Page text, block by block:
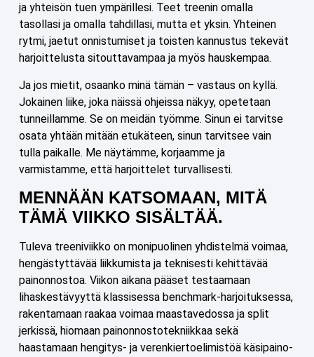
ja yhteisön tuen ympärillesi. Teet treenin omalla
tasollasi ja omalla tahdillasi, mutta et yksin. Yhteinen
rytmi, jaetut onnistumiset ja toisten kannustus tekevät
harjoittelusta sitouttavampaa ja myös hauskempaa.
Ja jos mietit, osaanko minä tämän – vastaus on kyllä.
Jokainen liike, joka näissä ohjeissa näkyy, opetetaan
tunneillamme. Se on meidän työmme. Sinun ei tarvitse
osata yhtään mitään etukäteen, sinun tarvitsee vain
tulla paikalle. Me näytämme, korjaamme ja
varmistamme, että harjoittelet turvallisesti.
MENNÄÄN KATSOMAAN, MITÄ
TÄMÄ VIIKKO SISÄLTÄÄ.
Tuleva treeniviikko on monipuolinen yhdistelmä voimaa,
hengästyttävää liikkumista ja teknisesti kehittävää
painonnostoa. Viikon aikana pääset testaamaan
lihaskestävyyttä klassisessa benchmark-harjoituksessa,
rakentamaan raakaa voimaa maastavedossa ja split
jerkissä, hiomaan painonnostotekniikkaa sekä
haastamaan hengitys- ja verenkiertoelimistöä käsipaino-